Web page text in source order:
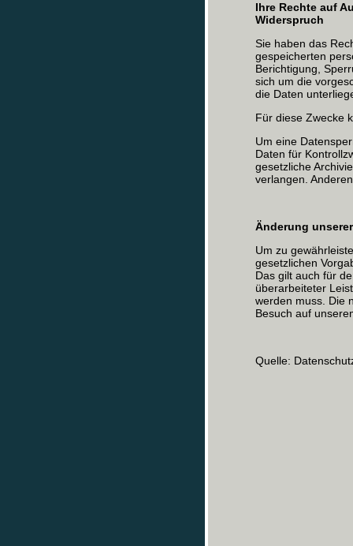
Ihre Rechte auf
Widerspruch
Sie haben das
gespeicherten
Berichtigung,
sich um die
die Daten
Für diese Zwecke
Um eine
Daten für
gesetzliche
verlangen.
Änderung
Um zu
gesetzlichen
Das gilt auch für
überarbeiteter
werden muss. Die
Besuch auf
Quelle: